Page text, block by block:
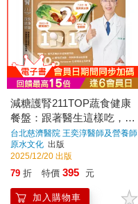
減糖護腎211TOP蔬食健康
餐盤：跟著醫生這樣吃，遠
離糖尿病、腎臟病危機
台北慈濟醫院 王奕淳醫師及營養師
團隊著
原水文化 出版
2025/12/20 出版
79 折 特價 395 元
加入購物車